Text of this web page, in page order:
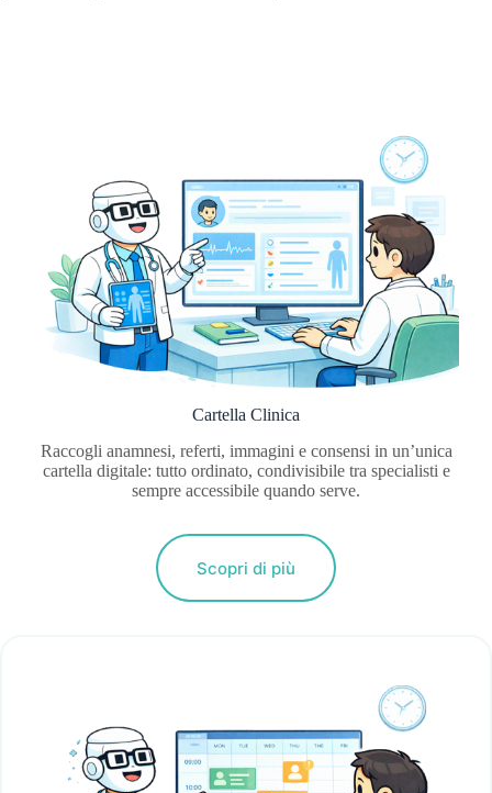
Cartella Clinica
Raccogli anamnesi, referti, immagini e consensi in un’unica
cartella digitale: tutto ordinato, condivisibile tra specialisti e
sempre accessibile quando serve.
Scopri di più